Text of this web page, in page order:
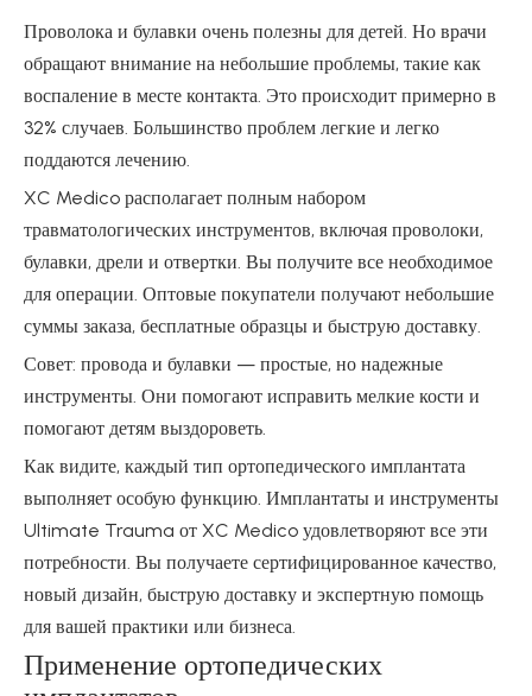
Проволока и булавки очень полезны для детей. Но врачи
обращают внимание на небольшие проблемы, такие как
воспаление в месте контакта. Это происходит примерно в
32% случаев. Большинство проблем легкие и легко
поддаются лечению.
XC Medico располагает полным набором
травматологических инструментов, включая проволоки,
булавки, дрели и отвертки. Вы получите все необходимое
для операции. Оптовые покупатели получают небольшие
суммы заказа, бесплатные образцы и быструю доставку.
Совет: провода и булавки — простые, но надежные
инструменты. Они помогают исправить мелкие кости и
помогают детям выздороветь.
Как видите, каждый тип ортопедического имплантата
выполняет особую функцию. Имплантаты и инструменты
Ultimate Trauma от XC Medico удовлетворяют все эти
потребности. Вы получаете сертифицированное качество,
новый дизайн, быструю доставку и экспертную помощь
для вашей практики или бизнеса.
Применение ортопедических